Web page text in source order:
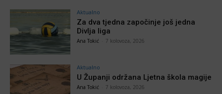
Aktualno
Za dva tjedna započinje još jedna
Divlja liga
Ana Tokić 7 kolovoza, 2026
Aktualno
U Županji održana Ljetna škola magije
Ana Tokić 7 kolovoza, 2026